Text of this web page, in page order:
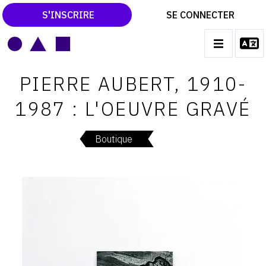
S'INSCRIRE SE CONNECTER
navigation
CATALOGUES RAISONNÉS
LES EXPOSITIONS
LES VERNISSAGES
PIERRE AUBERT, 1910-
1987 : L'OEUVRE GRAVÉ
Boutique